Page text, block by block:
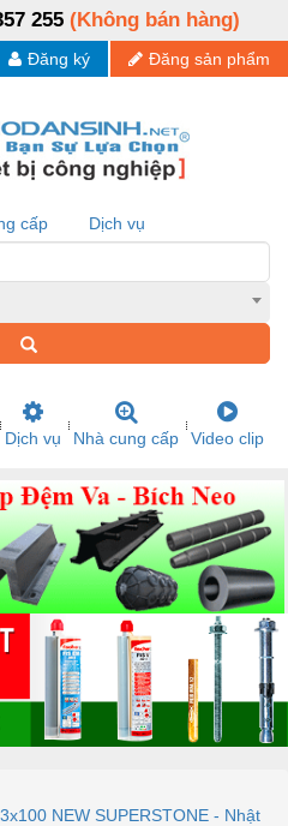
255 (Không bán hàng)
Đăng sản phẩm
Đăng ký
cấp Dịch vụ
Dịch vụ Nhà cung cấp Video clip
NEW SUPERSTONE - Nhật